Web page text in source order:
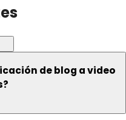
de blog a video